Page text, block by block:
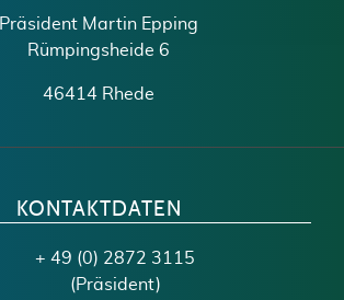
Präsident Martin Epping
Rümpingsheide 6
46414 Rhede
KONTAKTDATEN
+ 49 (0) 2872 3115
(Präsident)